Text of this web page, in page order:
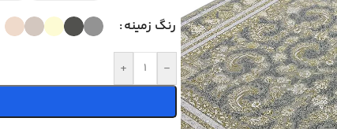
رنگ زمینه
-
+